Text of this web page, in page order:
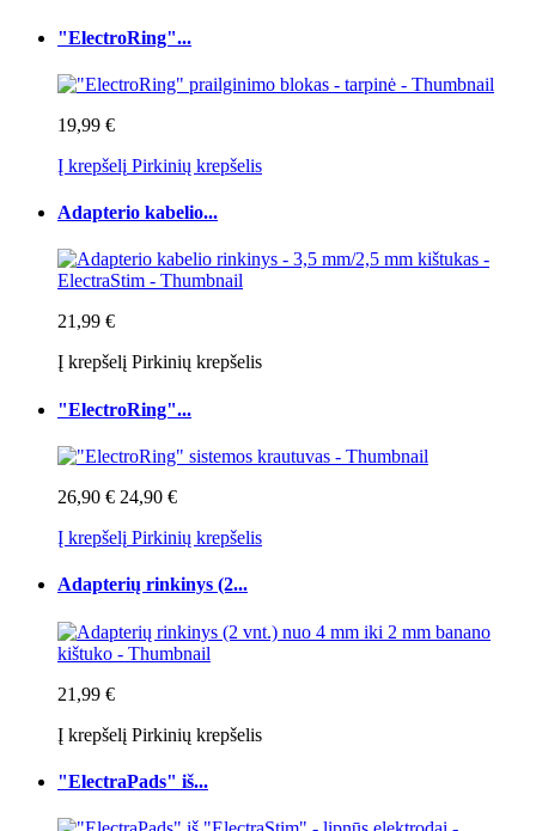
"ElectroRing"...
19,99 €
Į krepšelį Pirkinių krepšelis
Adapterio kabelio...
21,99 €
Į krepšelį Pirkinių krepšelis
"ElectroRing"...
26,90 € 24,90 €
Į krepšelį Pirkinių krepšelis
Adapterių rinkinys (2...
21,99 €
Į krepšelį Pirkinių krepšelis
"ElectraPads" iš...